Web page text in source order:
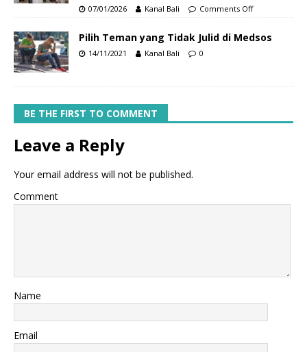
07/01/2026 Kanal Bali Comments Off
Pilih Teman yang Tidak Julid di Medsos
14/11/2021 Kanal Bali 0
BE THE FIRST TO COMMENT
Leave a Reply
Your email address will not be published.
Comment
Name
Email